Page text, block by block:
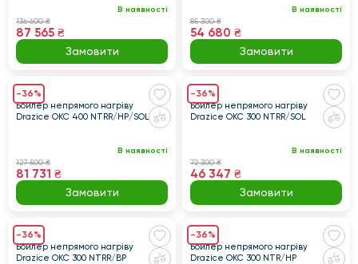
В наявності
136 600 ₴
87 565 ₴
Замовити
В наявності
85 300 ₴
54 680 ₴
Замовити
-36%
Бойлер непрямого нагріву
Drazice OKC 400 NTRR/HP/SOL
В наявності
127 500 ₴
81 731 ₴
Замовити
-36%
Бойлер непрямого нагріву
Drazice OKC 300 NTRR/SOL
В наявності
72 300 ₴
46 347 ₴
Замовити
-36%
Бойлер непрямого нагріву
Drazice OKC 300 NTRR/BP
-36%
Бойлер непрямого нагріву
Drazice OKC 300 NTR/HP